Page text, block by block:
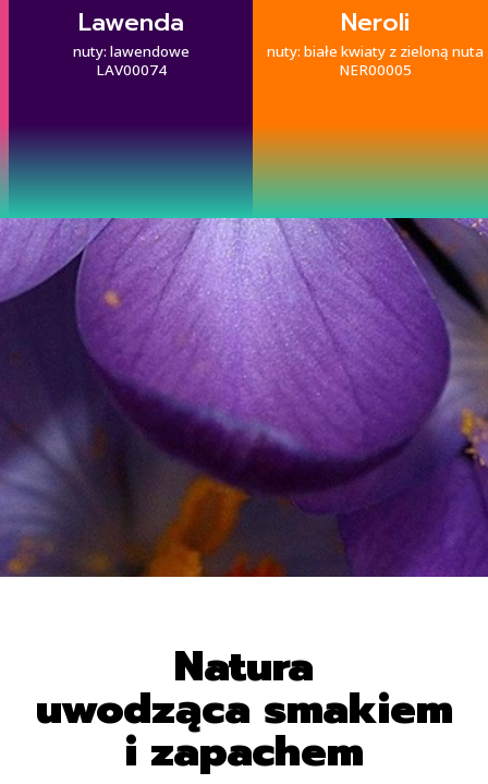
Neroli
nuty: białe kwiaty z zieloną nuta
NER00005
Mimoza
nuty: kwiatowe
MIS00001
Natura
uwodząca smakiem
i zapachem